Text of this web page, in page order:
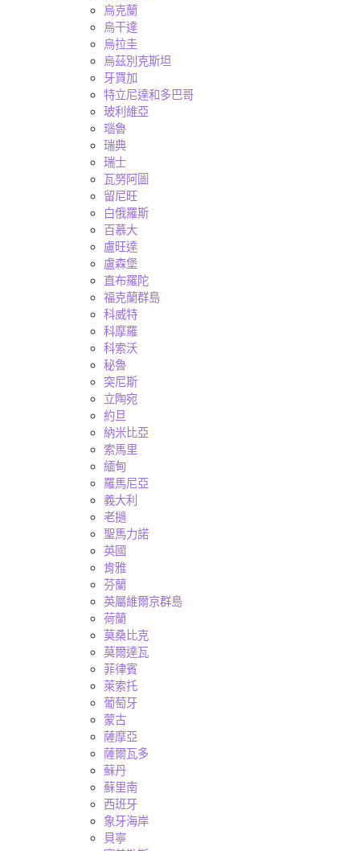
烏克蘭
烏干達
烏拉圭
烏茲別克斯坦
牙買加
特立尼達和多巴哥
玻利維亞
瑙魯
瑞典
瑞士
瓦努阿圖
留尼旺
白俄羅斯
百慕大
盧旺達
盧森堡
直布羅陀
福克蘭群島
科威特
科摩羅
科索沃
秘魯
突尼斯
立陶宛
約旦
納米比亞
索馬里
緬甸
羅馬尼亞
義大利
老撾
聖馬力諾
英國
肯雅
芬蘭
英屬維爾京群島
荷蘭
莫桑比克
莫爾達瓦
菲律賓
萊索托
葡萄牙
蒙古
薩摩亞
薩爾瓦多
蘇丹
蘇里南
西班牙
象牙海岸
貝寧